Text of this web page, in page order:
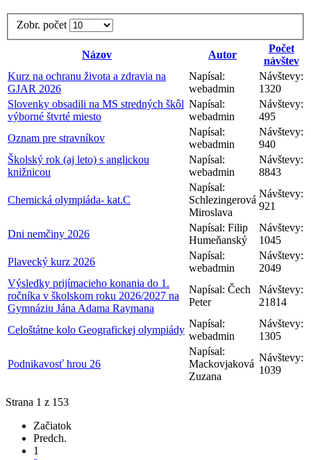
Zobr. počet
Názov Autor
Počet
návštev
Kurz na ochranu života a zdravia na
GJAR 2026
Napísal:
webadmin
Návštevy:
1320
Slovenky obsadili na MS stredných škôl
výborné štvrté miesto
Napísal:
webadmin
Návštevy:
495
Oznam pre stravníkov
Napísal:
webadmin
Návštevy:
940
Školský rok (aj leto) s anglickou
knižnicou
Napísal:
webadmin
Návštevy:
8843
Chemická olympiáda- kat.C
Napísal:
Schlezingerová
Miroslava
Návštevy:
921
Dni nemčiny 2026
Napísal: Filip
Humeňanský
Návštevy:
1045
Plavecký kurz 2026
Napísal:
webadmin
Návštevy:
2049
Výsledky prijímacieho konania do 1.
ročníka v školskom roku 2026/2027 na
Gymnáziu Jána Adama Raymana
Napísal: Čech
Peter
Návštevy:
21814
Celoštátne kolo Geografickej olympiády
Napísal:
webadmin
Návštevy:
1305
Podnikavosť hrou 26
Napísal:
Mackovjaková
Zuzana
Návštevy:
1039
Strana 1 z 153
Začiatok
Predch.
1